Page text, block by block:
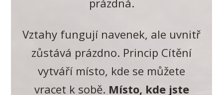
Vztahy fungují navenek, ale uvnitř
zůstává prázdno. Princip Cítění
vytváří místo, kde se můžete
vracet k sobě. Místo, kde jste